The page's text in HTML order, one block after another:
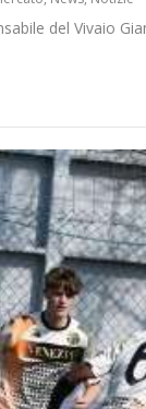
del Vivaio